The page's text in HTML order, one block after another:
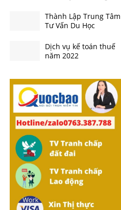
Thành Lập Trung Tâm
Tư Vấn Du Học
Dịch vụ kế toán thuế
năm 2022